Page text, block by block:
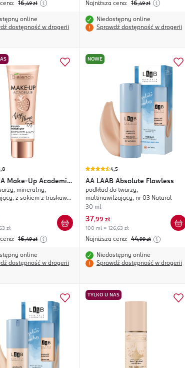
16,49 zł
online
dostępność w drogerii
Najniższa cena: 16,49 zł
Niedostępny online
Sprawdź dostępność w drogerii
Make-Up Academie
mineralny,
z sokiem z truskawki,
zł
16,49 zł
online
dostępność w drogerii
NOWE
4,5
AA LAAB Absolute Flawless
podkład do twarzy,
multinawilżający, nr 03 Natural
30 ml
37,99 zł
100 ml = 126,63 zł
Najniższa cena: 44,99 zł
Niedostępny online
Sprawdź dostępność w drogerii
TYLKO U NAS